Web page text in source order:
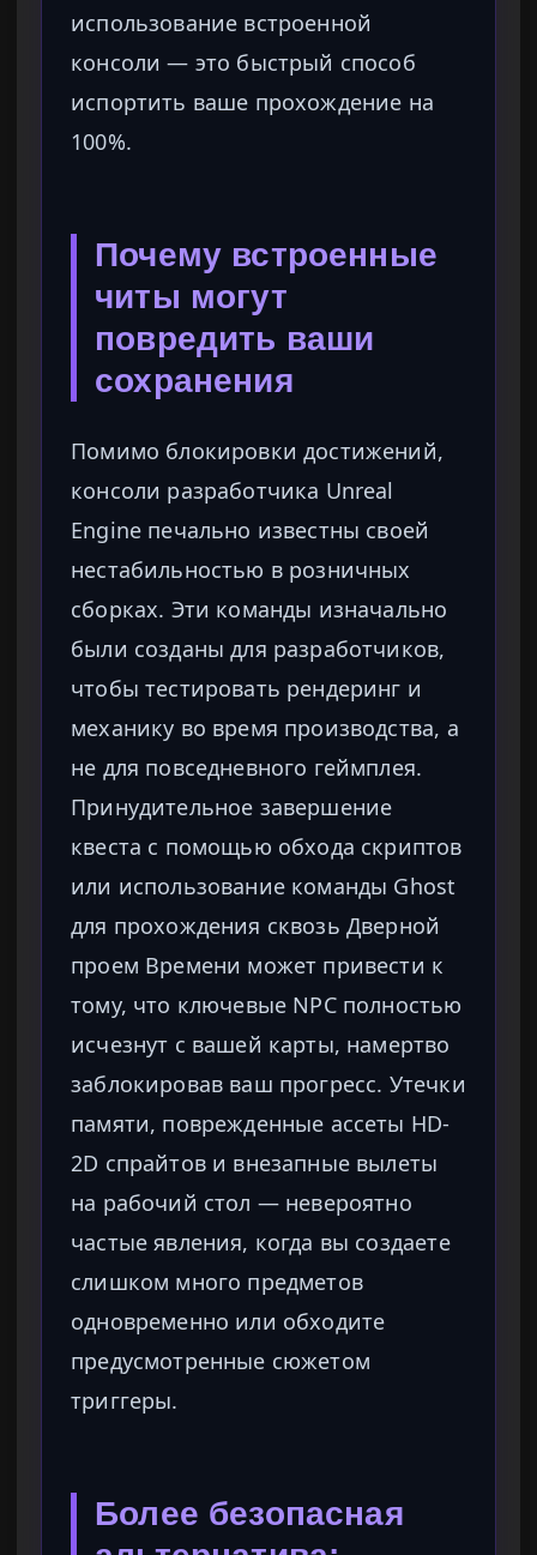
использование встроенной
консоли — это быстрый способ
испортить ваше прохождение на
100%.
Почему встроенные
читы могут
повредить ваши
сохранения
Помимо блокировки достижений,
консоли разработчика Unreal
Engine печально известны своей
нестабильностью в розничных
сборках. Эти команды изначально
были созданы для разработчиков,
чтобы тестировать рендеринг и
механику во время производства, а
не для повседневного геймплея.
Принудительное завершение
квеста с помощью обхода скриптов
или использование команды Ghost
для прохождения сквозь Дверной
проем Времени может привести к
тому, что ключевые NPC полностью
исчезнут с вашей карты, намертво
заблокировав ваш прогресс. Утечки
памяти, поврежденные ассеты HD-
2D спрайтов и внезапные вылеты
на рабочий стол — невероятно
частые явления, когда вы создаете
слишком много предметов
одновременно или обходите
предусмотренные сюжетом
триггеры.
Более безопасная